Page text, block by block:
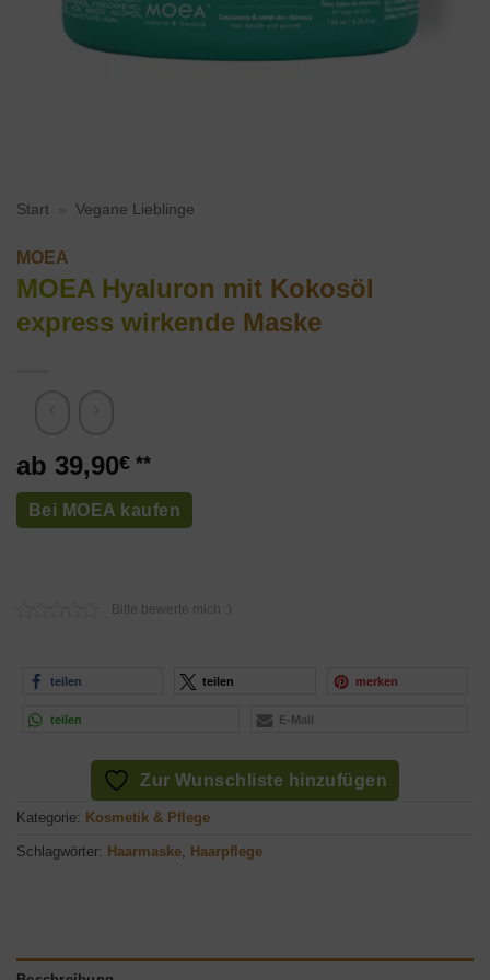
Start Vegane Lieblinge
MOEA
MOEA Hyaluron mit Kokosöl
express wirkende Maske
39,90€
Bei MOEA kaufen
Bitte bewerte mich :)
teilen teilen merken
teilen E-Mail
Zur Wunschliste hinzufügen
Kategorie: Kosmetik & Pflege
Schlagwörter: Haarmaske Haarpflege